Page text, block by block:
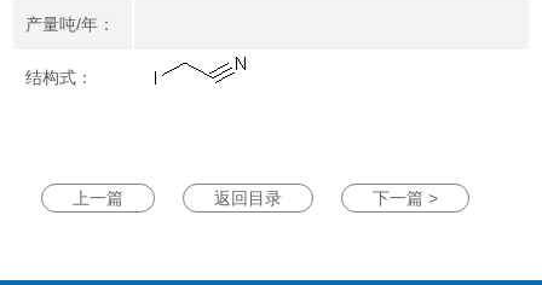
产量吨/年：
结构式：
上一篇 返回目录 下一篇 >